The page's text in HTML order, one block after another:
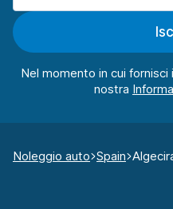
Nel momento in cui
nostra
Noleggio auto Spain